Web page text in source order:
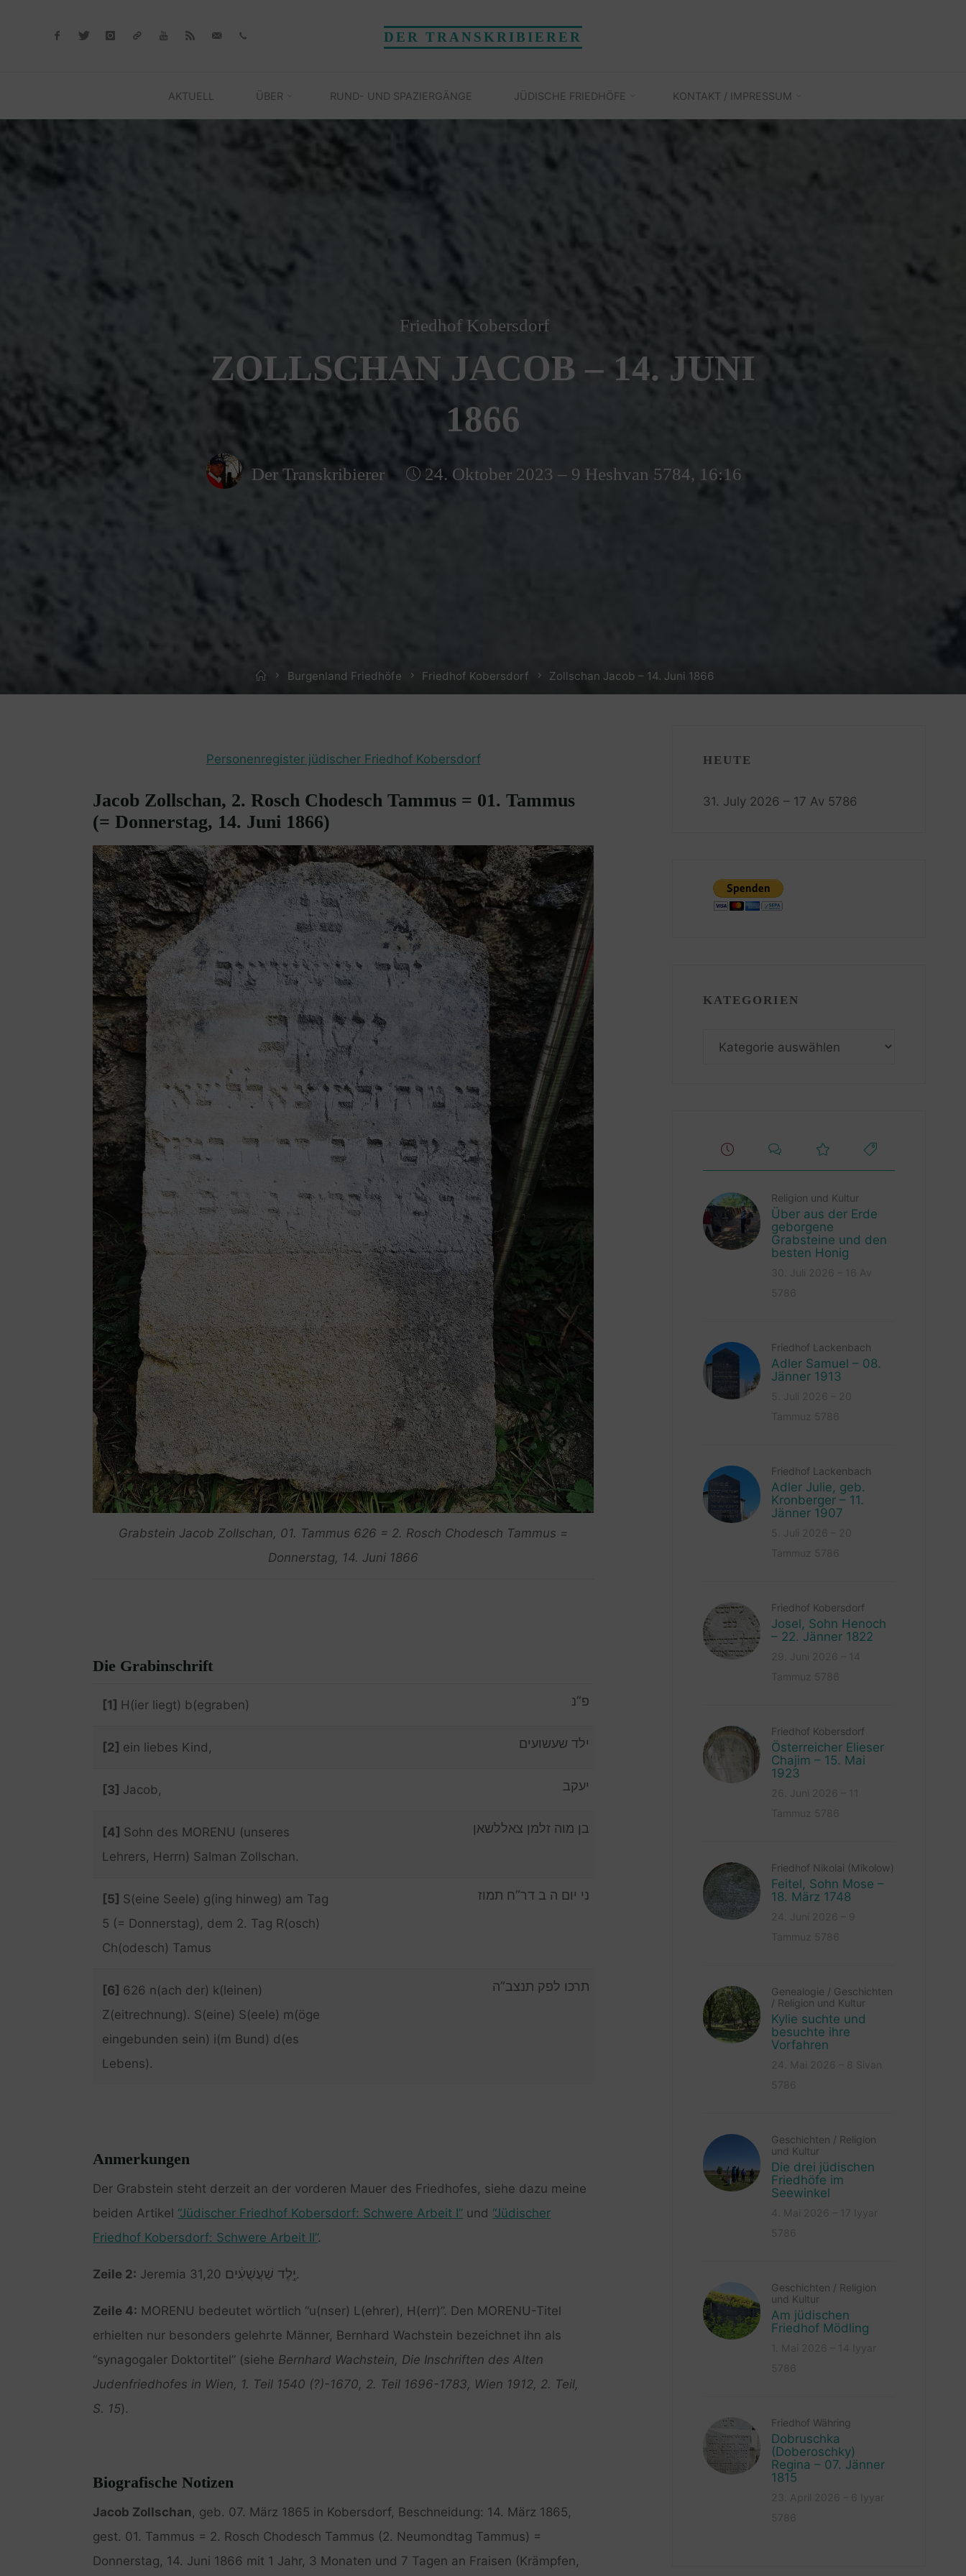
DER TRANSKRIBIERER
AKTUELL ÜBER RUND- UND SPAZIERGÄNGE JÜDISCHE FRIEDHÖFE KONTAKT / IMPRESSUM
Friedhof Kobersdorf
ZOLLSCHAN JACOB – 14. JUNI
1866
Der Transkribierer 24. Oktober 2023 – 9 Heshvan 5784, 16:16
HomeBurgenland Friedhöfe Friedhof Kobersdorf Zollschan Jacob – 14. Juni 1866
Personenregister jüdischer Friedhof Kobersdorf
Jacob Zollschan, 2. Rosch Chodesch Tammus = 01. Tammus
(= Donnerstag, 14. Juni 1866)
Grabstein Jacob Zollschan, 01. Tammus 626 = 2. Rosch Chodesch Tammus =
Donnerstag, 14. Juni 1866
Die Grabinschrift
[1] H(ier liegt) b(egraben) פ”נ
[2] ein liebes Kind, ילד שעשועים
[3] Jacob, יעקב
[4] Sohn des MORENU (unseres
Lehrers, Herrn) Salman Zollschan.
בן מוה זלמן צאללשאן
[5] S(eine Seele) g(ing hinweg) am Tag
5 (= Donnerstag), dem 2. Tag R(osch)
Ch(odesch) Tamus
ני יום ה ב דר”ח תמוז
[6] 626 n(ach der) k(leinen)
Z(eitrechnung). S(eine) S(eele) m(öge
eingebunden sein) i(m Bund) d(es
Lebens).
תרכו לפק תנצב”ה
Anmerkungen
Der Grabstein steht derzeit an der vorderen Mauer des Friedhofes, siehe dazu meine
beiden Artikel “Jüdischer Friedhof Kobersdorf: Schwere Arbeit I”und “Jüdischer
Friedhof Kobersdorf: Schwere Arbeit II”.
Zeile 2: Jeremia 31,20 יֶ֣לֶד שַׁעֲשֻׁעִ֔ים .
Zeile 4: MORENU bedeutet wörtlich “u(nser) L(ehrer), H(err)”. Den MORENU-Titel
erhielten nur besonders gelehrte Männer, Bernhard Wachstein bezeichnet ihn als
“synagogaler Doktortitel” (siehe Bernhard Wachstein, Die Inschriften des Alten
Judenfriedhofes in Wien, 1. Teil 1540 (?)-1670, 2. Teil 1696-1783, Wien 1912, 2. Teil,
S. 15).
Biografische Notizen
Jacob Zollschan, geb. 07. März 1865 in Kobersdorf, Beschneidung: 14. März 1865,
gest. 01. Tammus = 2. Rosch Chodesch Tammus (2. Neumondtag Tammus) =
Donnerstag, 14. Juni 1866 mit 1 Jahr, 3 Monaten und 7 Tagen an Fraisen (Krämpfen,
HEUTE
31. July 2026 – 17 Av 5786
KATEGORIEN
Religion und Kultur
Über aus der Erde
geborgene
Grabsteine und den
besten Honig
Friedhof Lackenbach
Adler Samuel – 08.
Jänner 1913
Friedhof Lackenbach
Adler Julie, geb.
Kronberger – 11.
Jänner 1907
Friedhof Kobersdorf
Josel, Sohn Henoch
– 22. Jänner 1822
Friedhof Kobersdorf
Österreicher Elieser
Chajim – 15. Mai
1923
Friedhof Nikolai (Mikolow)
Feitel, Sohn Mose –
18. März 1748
Genealogie / Geschichten
/ Religion und Kultur
Kylie suchte und
besuchte ihre
Vorfahren
Geschichten / Religion
und Kultur
Die drei jüdischen
Friedhöfe im
Seewinkel
Geschichten / Religion
und Kultur
Am jüdischen
Friedhof Mödling
Friedhof Währing
Dobruschka
(Doberoschky)
Regina – 07. Jänner
1815